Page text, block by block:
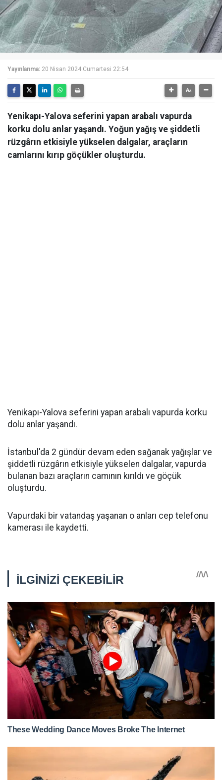
Yayınlanma: 20 Nisan 2024 Cumartesi 22:54
Yenikapı-Yalova seferini yapan arabalı vapurda
korku dolu anlar yaşandı. Yoğun yağış ve şiddetli
rüzgârın etkisiyle yükselen dalgalar, araçların
camlarını kırıp göçükler oluşturdu.
Yenikapı-Yalova seferini yapan arabalı vapurda korku
dolu anlar yaşandı.
İstanbul'da 2 gündür devam eden sağanak yağışlar ve
şiddetli rüzgârın etkisiyle yükselen dalgalar, vapurda
bulanan bazı araçların camının kırıldı ve göçük
oluşturdu.
Vapurdaki bir vatandaş yaşanan o anları cep telefonu
kamerası ile kaydetti.